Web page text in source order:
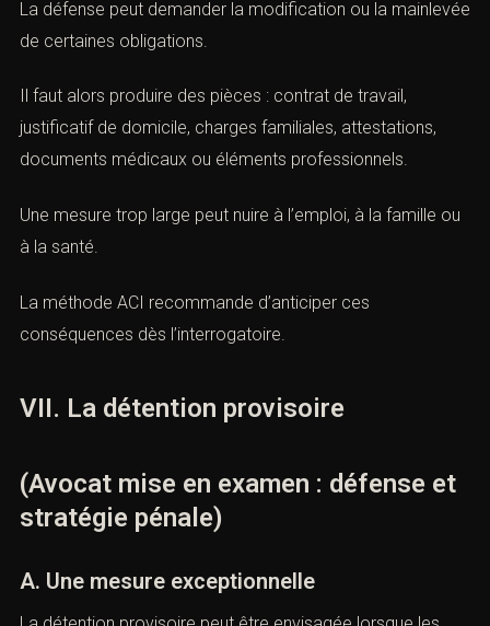
Chaque obligation doit être proportionnée.
B. Contester ou aménager
La défense peut demander la modification ou la
mainlevée de certaines obligations.
Il faut alors produire des pièces : contrat de travail,
justificatif de domicile, charges familiales, attestations,
Une mesure trop large peut nuire à l’emploi, à la famille
La méthode ACI recommande d’anticiper ces
VII. La détention provisoire
(Avocat mise en examen : défense